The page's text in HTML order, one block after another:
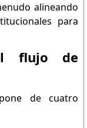
alineando
para
flujo de
de cuatro